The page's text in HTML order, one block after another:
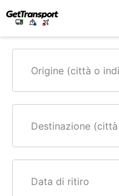
Origine (città o
Destinazione
Data di ritiro